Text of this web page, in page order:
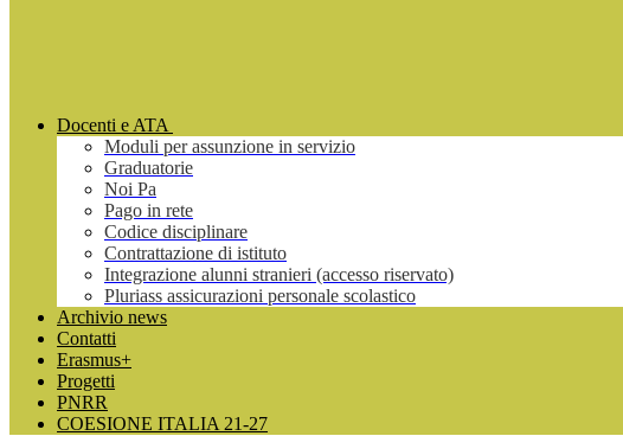
Docenti e ATA
Moduli per assunzione in servizio
Graduatorie
Noi Pa
Pago in rete
Codice disciplinare
Contrattazione di istituto
Integrazione alunni stranieri (accesso riservato)
Pluriass assicurazioni personale scolastico
Archivio news
Contatti
Erasmus+
Progetti
PNRR
COESIONE ITALIA 21-27